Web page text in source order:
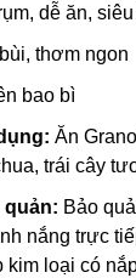
dễ ăn,
thơm ngon
bao bì
Ăn
trái cây
quản: Bảo
nắng trực
kim loại có